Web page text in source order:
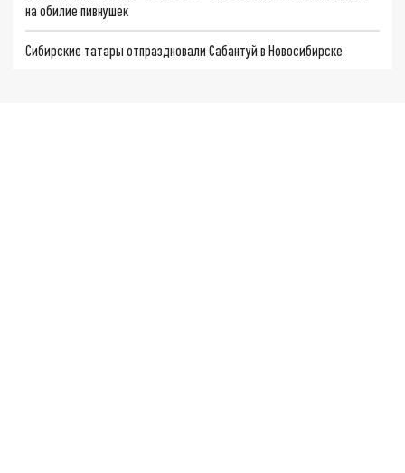
на обилие пивнушек
Сибирские татары отпраздновали Сабантуй в Новосибирске